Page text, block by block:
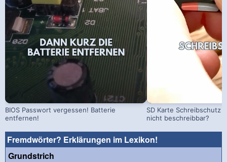
BIOS Passwort vergessen! Batterie
entfernen!
SD Karte Schreibschutz
nicht beschreibbar?
Fremdwörter? Erklärungen im Lexikon!
Grundstrich